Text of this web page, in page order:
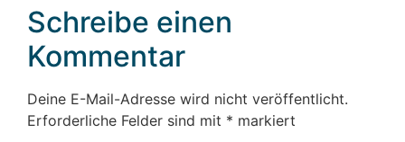
Schreibe einen
Kommentar
Deine E-Mail-Adresse wird nicht veröffentlicht.
Erforderliche Felder sind mit * markiert